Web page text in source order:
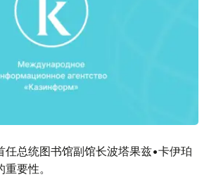
任总统图书馆副馆长波塔果兹•卡伊珀
要性。